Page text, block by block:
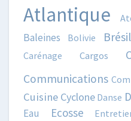
Atlantique
Baleines Bolivie Brésil
Carénage Cargos
Communications
Cuisine Cyclone Danse
Eau Ecosse